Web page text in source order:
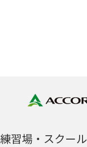
練習場・スクール